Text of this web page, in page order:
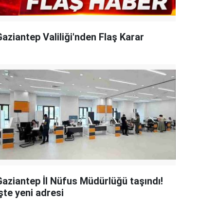
Valiliği'nden Flaş Karar
İl Nüfus Müdürlüğü taşındı!
yeni adresi